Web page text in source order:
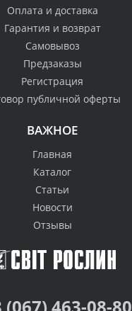
Оплата и доставка
Гарантия и возврат
Самовывоз
Предзаказы
Регистрация
публичной оферты
ВАЖНОЕ
Главная
Каталог
Статьи
Новости
Отзывы
(067) 463-08-80